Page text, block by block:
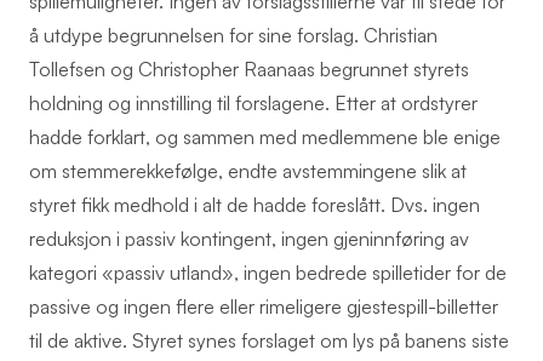
å utdype begrunnelsen for sine forslag. Christian
Tollefsen og Christopher Raanaas begrunnet styrets
holdning og innstilling til forslagene. Etter at ordstyrer
hadde forklart, og sammen med medlemmene ble enige
om stemmerekkefølge, endte avstemmingene slik at
styret fikk medhold i alt de hadde foreslått. Dvs. ingen
reduksjon i passiv kontingent, ingen gjeninnføring av
kategori «passiv utland», ingen bedrede spilletider for de
passive og ingen flere eller rimeligere gjestespill-billetter
til de aktive. Styret synes forslaget om lys på banens siste